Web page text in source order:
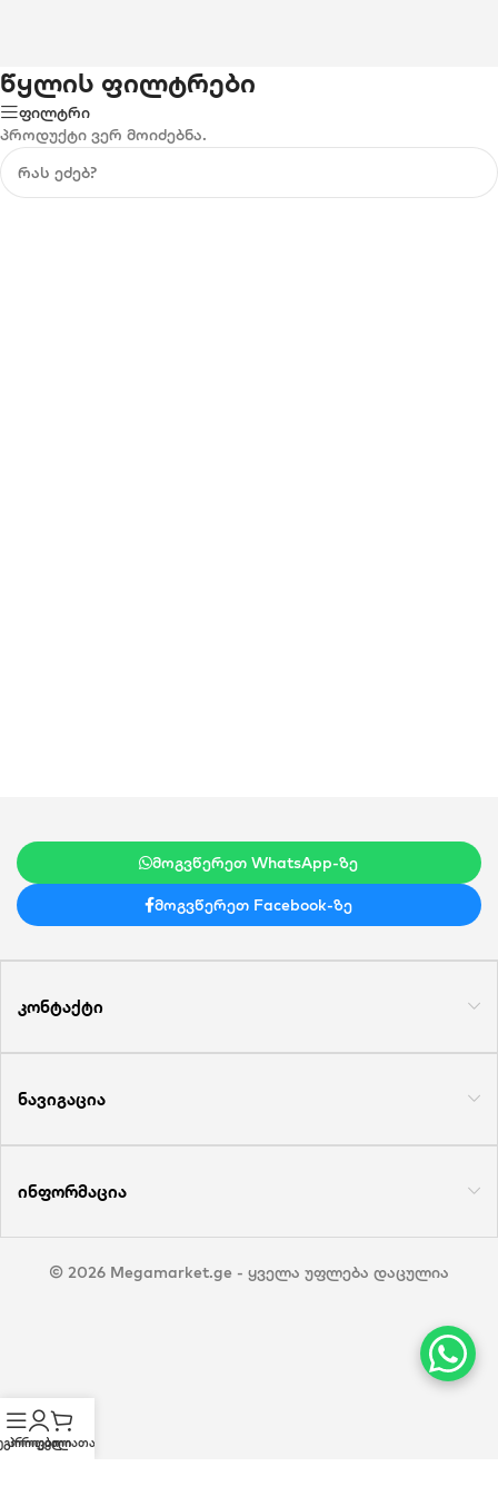
წყლის ფილტრები
ფილტრი
პროდუქტი ვერ მოიძებნა.
მოგვწერეთ WhatsApp-ზე
მოგვწერეთ Facebook-ზე
კონტაქტი
ნავიგაცია
ინფორმაცია
© 2026 Megamarket.ge - ყველა უფლება დაცულია
პროფილიკალათა